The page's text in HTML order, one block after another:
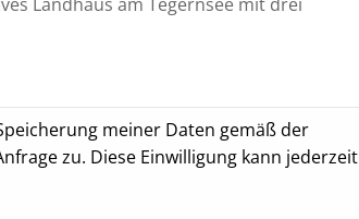
meiner Daten gemäß der
zu. Diese Einwilligung kann jederzeit